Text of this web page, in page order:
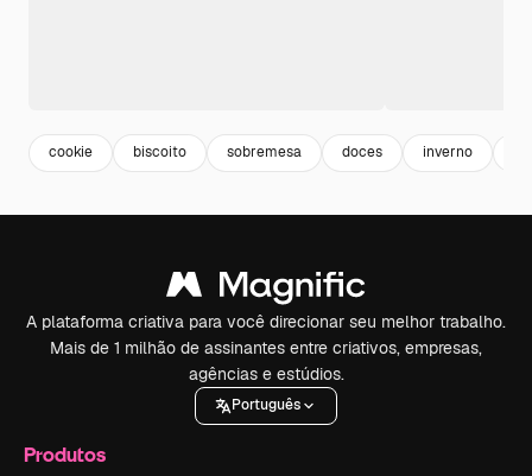
cookie biscoito sobremesa doces inverno
A plataforma criativa para você direcionar seu melhor trabalho.
Mais de 1 milhão de assinantes entre criativos, empresas,
agências e estúdios.
Português
Produtos